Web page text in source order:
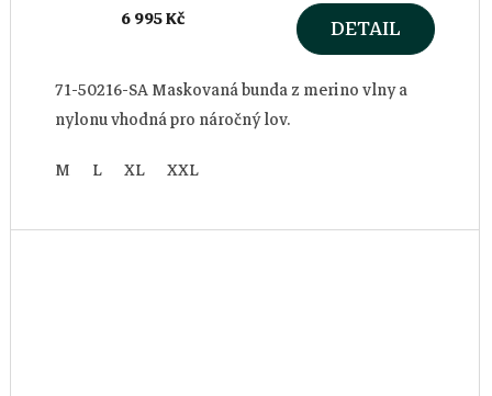
6 995 Kč DETAIL
71-50216-SA Maskovaná bunda z merino vlny a
nylonu vhodná pro náročný lov.
M
L XL XXL